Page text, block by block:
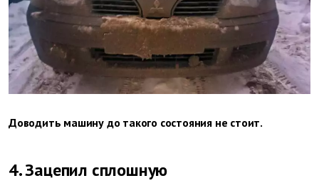
Доводить машину до такого состояния не стоит.
4. Зацепил сплошную